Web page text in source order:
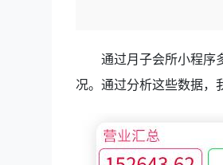
通过月子会所小程序
况。通过分析这些数据，